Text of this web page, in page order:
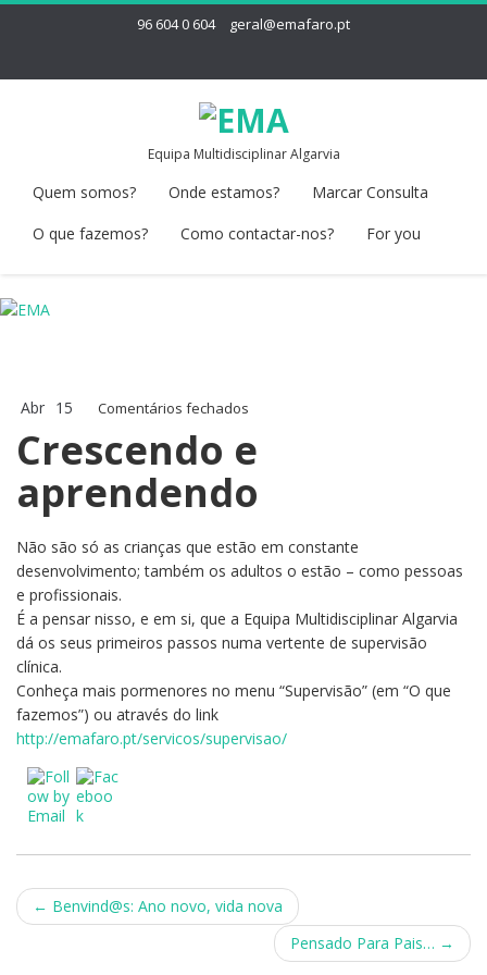
96 604 0 604 geral@emafaro.pt
Equipa Multidisciplinar Algarvia
Quem somos? Onde estamos?
Marcar Consulta
O que fazemos?
Como contactar-nos? For you
Abr 15 Comentários fechados
e
Crescendo e
aprendendo
Não são só as crianças que estão em constante
desenvolvimento; também os adultos o estão – como pessoas
e profissionais.
É a pensar nisso, e em si, que a Equipa Multidisciplinar Algarvia
dá os seus primeiros passos numa vertente de supervisão
clínica.
Conheça mais pormenores no menu “Supervisão” (em “O que
fazemos”) ou através do link
http://emafaro.pt/servicos/supervisao/
Post
← Benvind@s: Ano novo, vida nova
Pensado Para Pais… →